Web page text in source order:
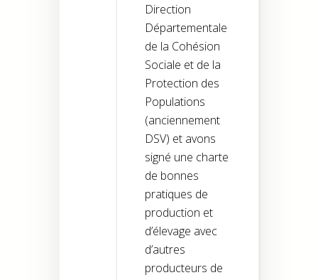
Direction
Départementale
de la Cohésion
Sociale et de la
Protection des
Populations
(anciennement
DSV) et avons
signé une charte
de bonnes
pratiques de
production et
d’élevage avec
d’autres
producteurs de